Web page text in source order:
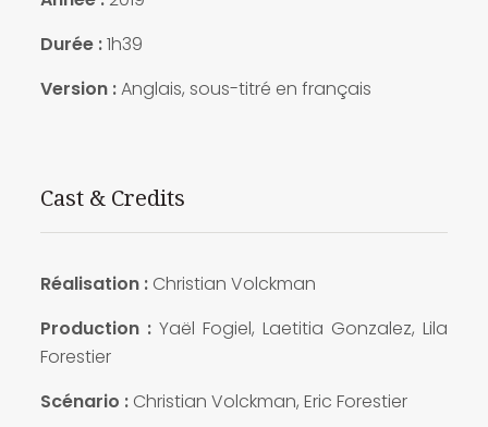
Durée :1h39
Version :Anglais, sous-titré en français
Cast & Credits
Réalisation : Christian Volckman
Production : Yaël Fogiel, Laetitia Gonzalez, Lila
Forestier
Scénario : Christian Volckman, Eric Forestier